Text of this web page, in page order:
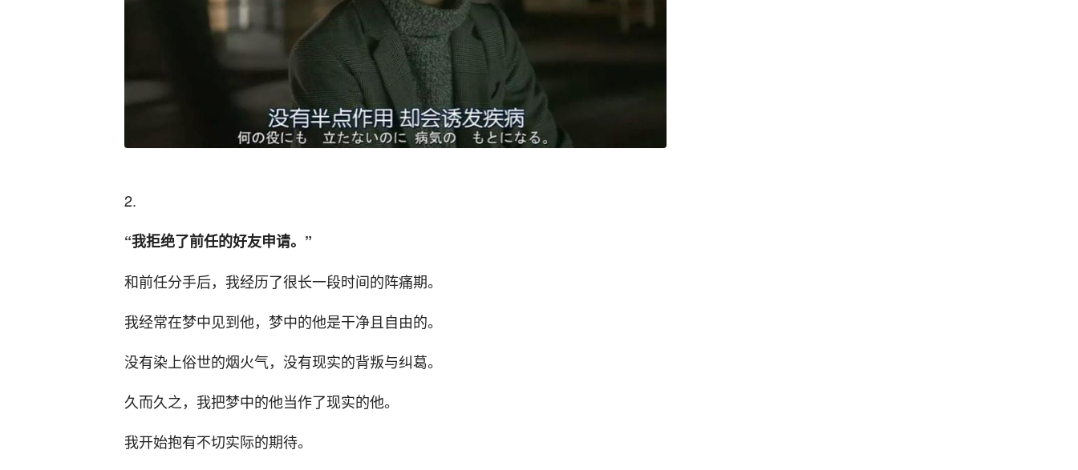
2.
“我拒绝了前任的好友申请。”
和前任分手后，我经历了很长一段时间的阵痛期。
我经常在梦中见到他，梦中的他是干净且自由的。
没有染上俗世的烟火气，没有现实的背叛与纠葛。
久而久之，我把梦中的他当作了现实的他。
我开始抱有不切实际的期待。